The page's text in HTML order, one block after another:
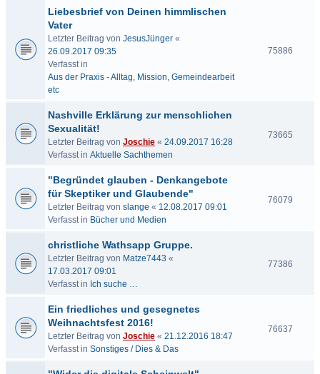
Liebesbrief von Deinen himmlischen
Vater
Letzter Beitrag von JesusJünger «
26.09.2017 09:35
Verfasst in
Aus der Praxis - Alltag, Mission, Gemeindearbeit
etc
75886
Nashville Erklärung zur menschlichen
Sexualität!
Letzter Beitrag von Joschie « 24.09.2017 16:28
Verfasst in Aktuelle Sachthemen
73665
"Begründet glauben - Denkangebote
für Skeptiker und Glaubende"
Letzter Beitrag von slange « 12.08.2017 09:01
Verfasst in Bücher und Medien
76079
christliche Wathsapp Gruppe.
Letzter Beitrag von Matze7443 «
17.03.2017 09:01
Verfasst in Ich suche …
77386
Ein friedliches und gesegnetes
Weihnachtsfest 2016!
Letzter Beitrag von Joschie « 21.12.2016 18:47
Verfasst in Sonstiges / Dies & Das
76637